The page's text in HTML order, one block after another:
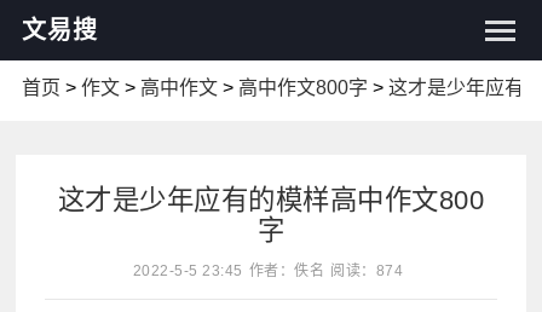
文易搜
首页 > 作文> 高中作文> 高中作文800字 > 这才是少年应有
这才是少年应有的模样高中作文800
字
2022-5-5 23:45 作者：佚名 阅读：874